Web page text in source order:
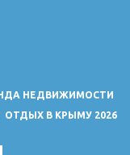
НЕДВИЖИМОСТИ
ОТДЫХ В КРЫМУ 2026